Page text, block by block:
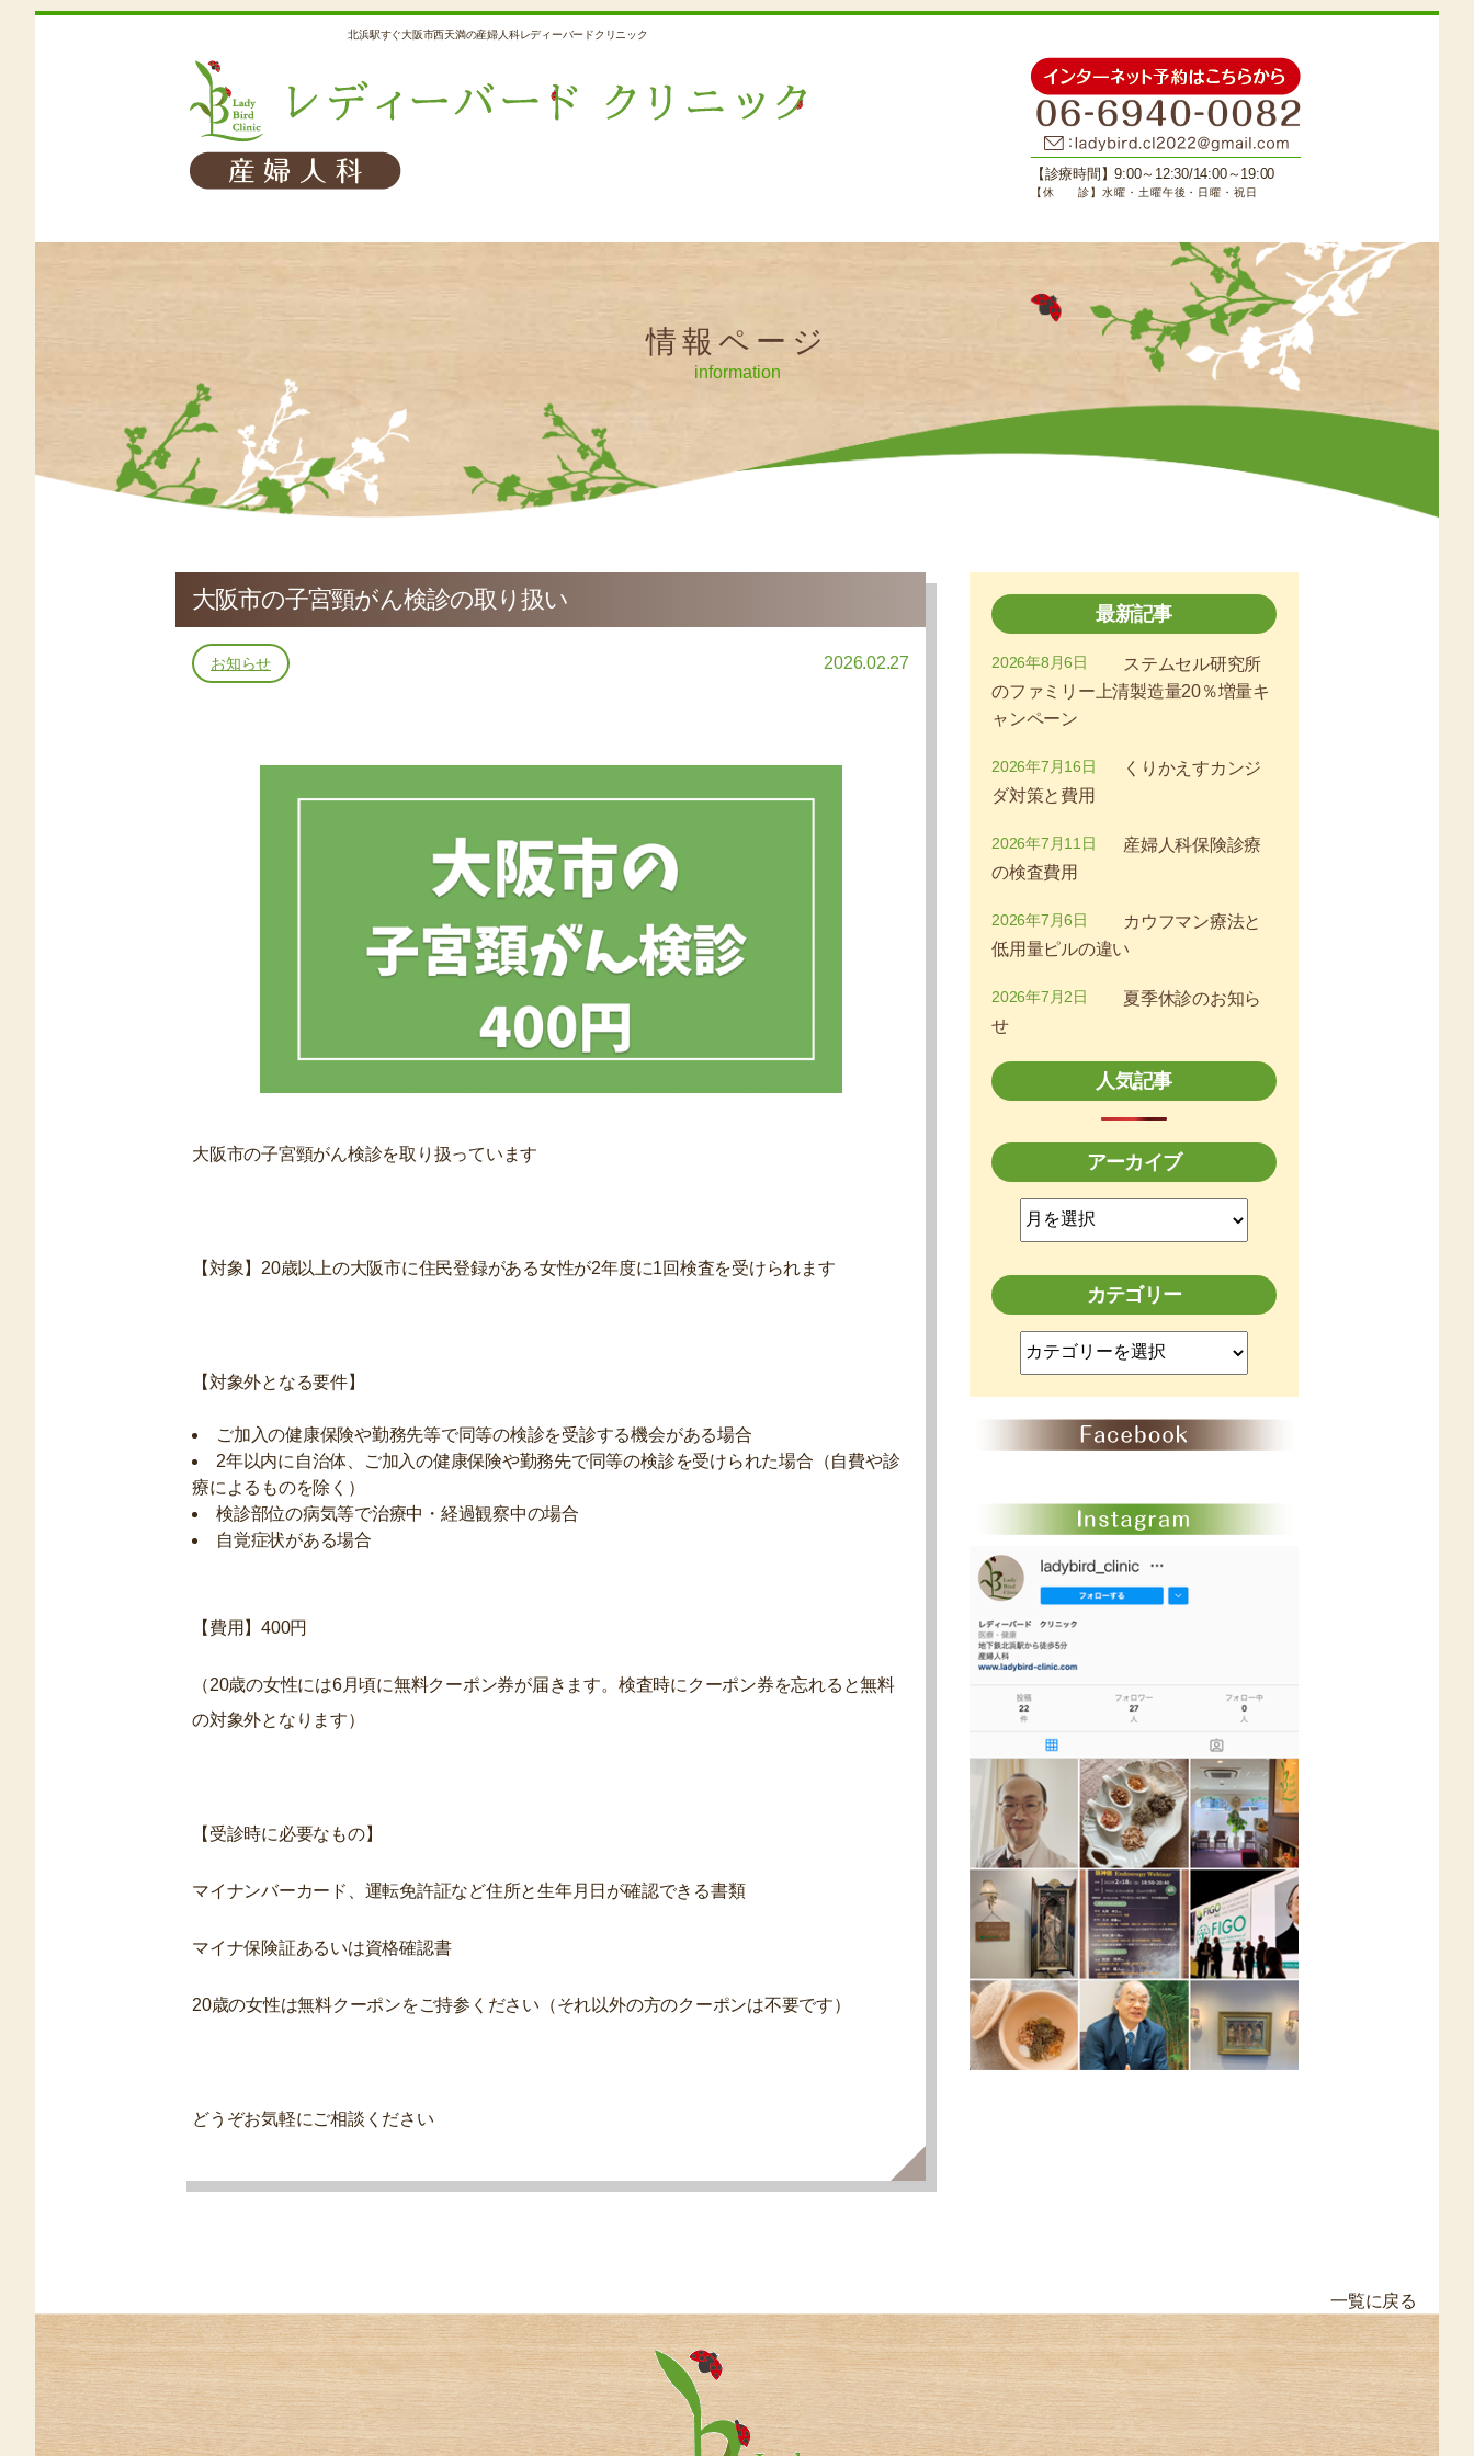
北浜駅すぐ大阪市西天満の産婦人科レディーバードクリニック
【診療時間】9:00～12:30/14:00～19:00
【休 診】水曜・土曜午後・日曜・祝日
情報ページ
information
大阪市の子宮頸がん検診の取り扱い
お知らせ 2026.02.27
大阪市の子宮頸がん検診を取り扱っています
【対象】20歳以上の大阪市に住民登録がある女性が2年度に1回検査を受けられます
【対象外となる要件】
ご加入の健康保険や勤務先等で同等の検診を受診する機会がある場合
2年以内に自治体、ご加入の健康保険や勤務先で同等の検診を受けられた場合（自費や診
療によるものを除く）
検診部位の病気等で治療中・経過観察中の場合
自覚症状がある場合
【費用】400円
（20歳の女性には6月頃に無料クーポン券が届きます。検査時にクーポン券を忘れると無料
の対象外となります）
【受診時に必要なもの】
マイナンバーカード、運転免許証など住所と生年月日が確認できる書類
マイナ保険証あるいは資格確認書
20歳の女性は無料クーポンをご持参ください（それ以外の方のクーポンは不要です）
どうぞお気軽にご相談ください
最新記事
ステムセル研究所
のファミリー上清製造量20％増量キ
ャンペーン
2026年8月6日
くりかえすカンジ
ダ対策と費用
2026年7月16日
産婦人科保険診療
の検査費用
2026年7月11日
カウフマン療法と
低用量ピルの違い
2026年7月6日
夏季休診のお知ら
せ
2026年7月2日
人気記事
アーカイブ
イ
ブ
カテゴリー
ゴ
リ
ー
一覧に戻る